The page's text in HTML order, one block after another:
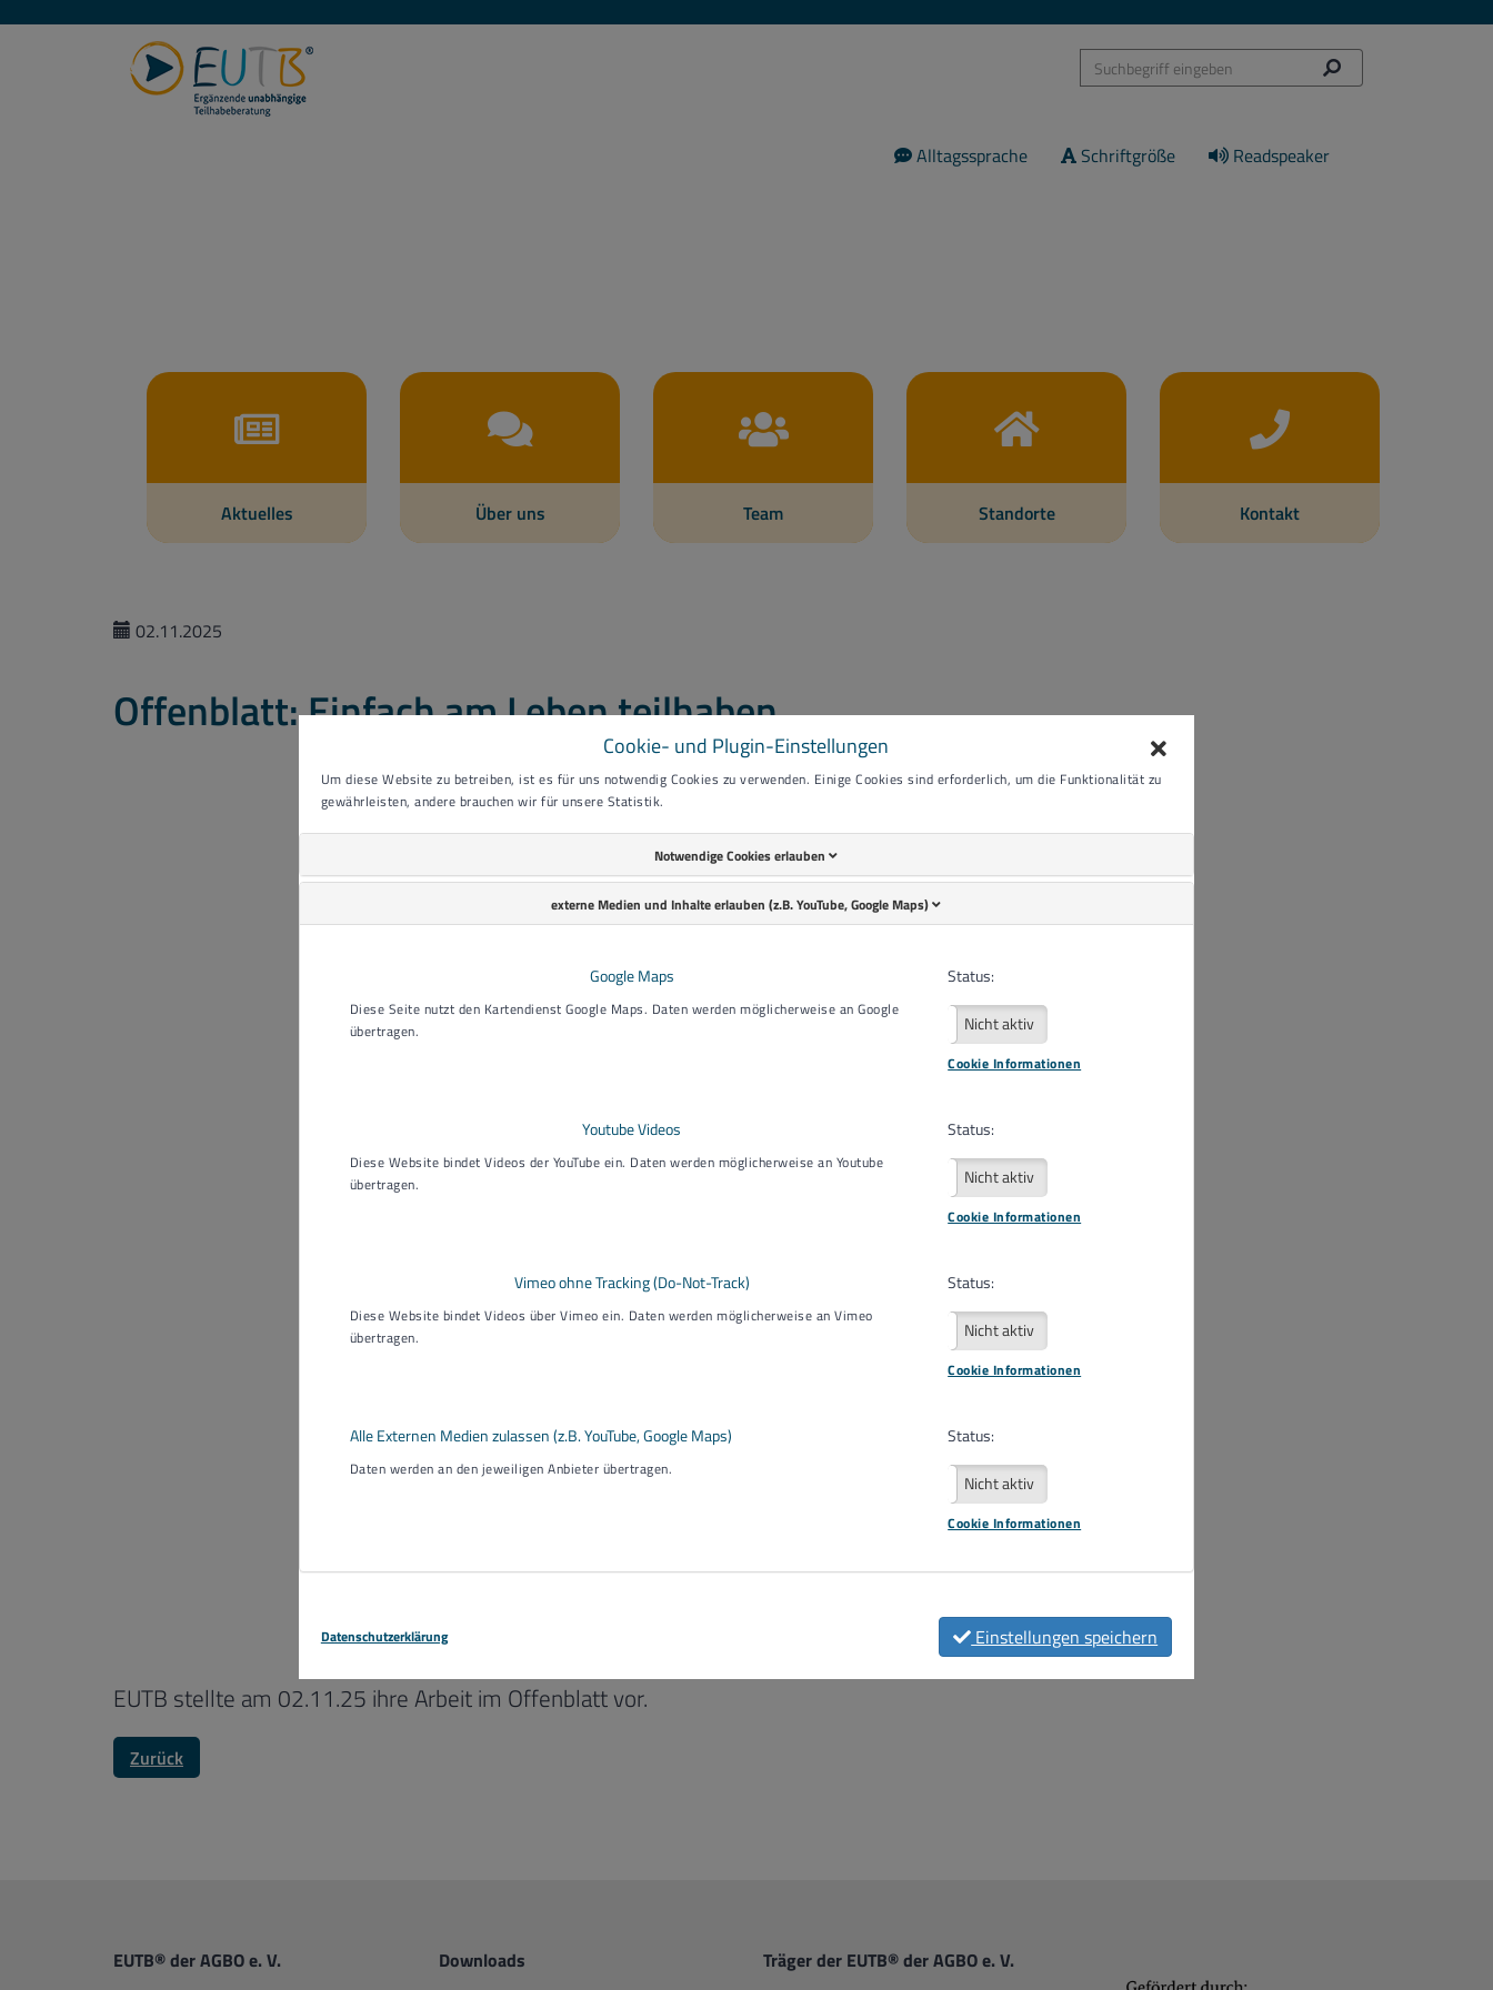
Alltagssprache Schriftgröße Readspeaker
Aktuelles Über uns Team Standorte Kontakt
02.11.2025
Offenblatt: Einfach am Leben teilhaben
EUTB stellte am 02.11.25 ihre Arbeit im Offenblatt vor.
Zurück
EUTB® der AGBO e. V.
Downloads
Träger der EUTB® der AGBO e. V.
Cookie- und Plugin-Einstellungen
Um diese Website zu betreiben, ist es für uns notwendig Cookies zu verwenden. Einige Cookies sind erforderlich, um die Funktionalität zu
gewährleisten, andere brauchen wir für unsere Statistik.
Notwendige Cookies erlauben
externe Medien und Inhalte erlauben (z.B. YouTube, Google Maps)
Google Maps
Diese Seite nutzt den Kartendienst Google Maps. Daten werden möglicherweise an Google
übertragen.
Status:
Aktiv Nicht aktiv
Cookie Informationen
Youtube Videos
Diese Website bindet Videos der YouTube ein. Daten werden möglicherweise an Youtube
übertragen.
Status:
Nicht aktiv
Cookie Informationen
Vimeo ohne Tracking (Do-Not-Track)
Diese Website bindet Videos über Vimeo ein. Daten werden möglicherweise an Vimeo
übertragen.
Status:
Nicht aktiv
Cookie Informationen
Alle Externen Medien zulassen (z.B. YouTube, Google Maps)
Daten werden an den jeweiligen Anbieter übertragen.
Status:
Nicht aktiv
Cookie Informationen
Datenschutzerklärung Einstellungen speichern